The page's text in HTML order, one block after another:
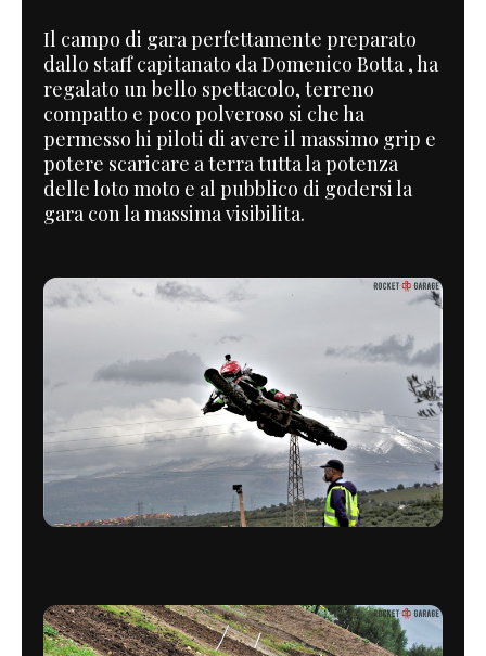
Il campo di gara perfettamente preparato
dallo staff capitanato da Domenico Botta , ha
regalato un bello spettacolo, terreno
compatto e poco polveroso si che ha
permesso hi piloti di avere il massimo grip e
potere scaricare a terra tutta la potenza
delle loto moto e al pubblico di godersi la
gara con la massima visibilita.